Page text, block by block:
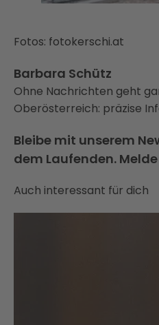
Fotos: fotokerschi.at
Barbara Schütz
Ohne Nachrichten geht
Oberösterreich: präzise
Bleibe mit unserem
dem Laufenden.
Auch interessant für dich